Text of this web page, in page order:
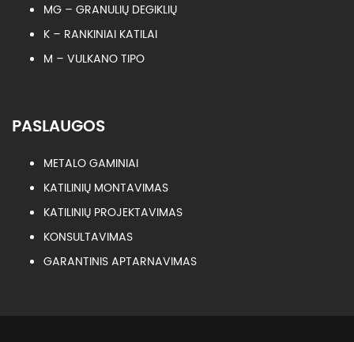
MG – GRANULIŲ DEGIKLIŲ
K – RANKINIAI KATILAI
M – VULKANO TIPO
PASLAUGOS
METALO GAMINIAI
KATILINIŲ MONTAVIMAS
KATILINIŲ PROJEKTAVIMAS
KONSULTAVIMAS
GARANTINIS APTARNAVIMAS